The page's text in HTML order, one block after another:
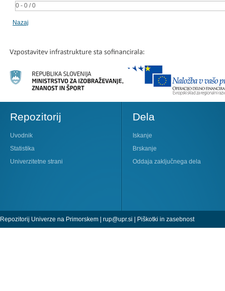
0 - 0 / 0
Nazaj
Repozitorij
Uvodnik
Statistika
Univerzitetne strani
Dela
Iskanje
Brskanje
Oddaja zaključnega dela
Repozitorij Univerze na Primorskem | rup@upr.si Piškotki in zasebnost